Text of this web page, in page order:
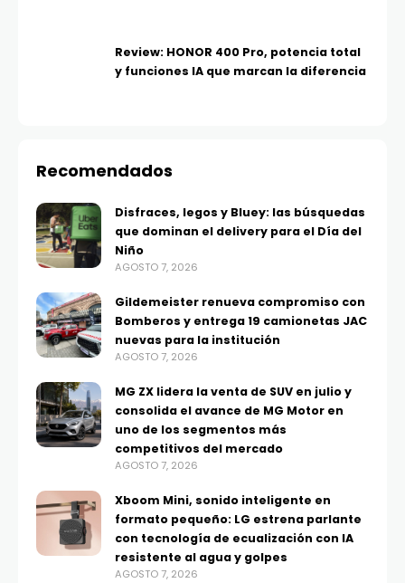
Review: HONOR 400 Pro, potencia total
y funciones IA que marcan la diferencia
Recomendados
Disfraces, legos y Bluey: las búsquedas
que dominan el delivery para el Día del
Niño
AGOSTO 7, 2026
Gildemeister renueva compromiso con
Bomberos y entrega 19 camionetas JAC
nuevas para la institución
AGOSTO 7, 2026
MG ZX lidera la venta de SUV en julio y
consolida el avance de MG Motor en
uno de los segmentos más
competitivos del mercado
AGOSTO 7, 2026
Xboom Mini, sonido inteligente en
formato pequeño: LG estrena parlante
con tecnología de ecualización con IA
resistente al agua y golpes
AGOSTO 7, 2026